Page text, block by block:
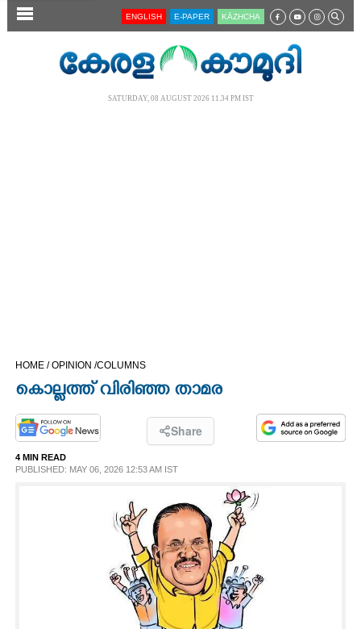
SECTIONS
OPINION
PHOTOS
ENGLISH E-PAPER KĀZHCHA
SATURDAY, 08 AUGUST 2026 11.34 PM IST
HOME /OPINION /COLUMNS
കൊല്ലത്ത് വിരിഞ്ഞ താമര
Share
4 MIN READ
PUBLISHED: MAY 06, 2026 12:53 AM IST